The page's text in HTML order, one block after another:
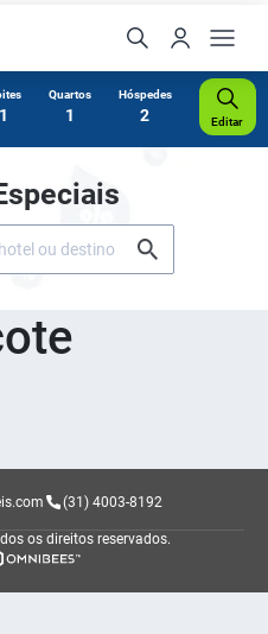
1
Quartos
1
Hóspedes
2 Editar
(31) 4003-8192
os direitos reservados.